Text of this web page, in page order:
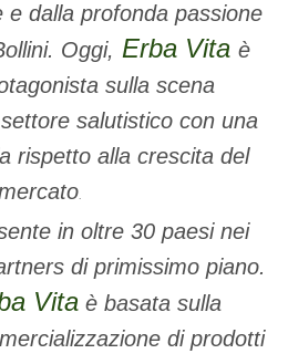
e dalla profonda passione
Oggi, Erba Vita è
sulla scena
salutistico con una
rispetto alla crescita del
.
in oltre 30 paesi nei
di primissimo piano.
Vita è basata sulla
di prodotti